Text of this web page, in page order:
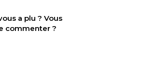
a plu ? Vous
commenter ?